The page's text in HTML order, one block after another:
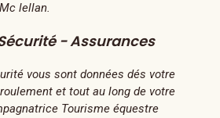
lellan.
- Assurances
vous sont données dés votre
et tout au long de votre
Tourisme équestre